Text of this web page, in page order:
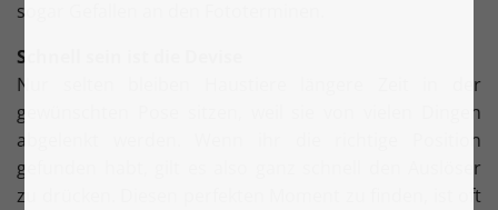
sogar Gefallen an den Fototerminen.
Schnell sein ist die Devise
Nur selten bleiben Haustiere längere Zeit in der
gewünschten Pose sitzen, weil sie von vielen Dingen
abgelenkt werden. Wenn ihr die richtige Position
gefunden habt, gilt es also ganz schnell den Auslöser
zu drücken. Diesen perfekten Moment zu finden, ist oft